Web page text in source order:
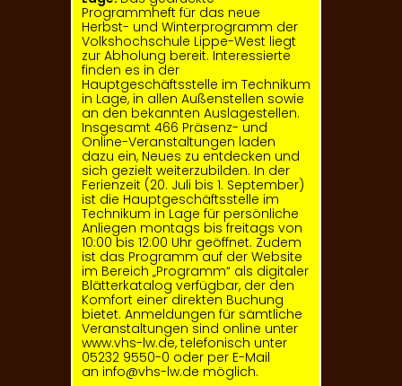
Programmheft für das neue
Herbst- und Winter­programm der
Volkshochschule Lippe-West liegt
zur Abholung bereit. Interessierte
finden es in der
Hauptgeschäftsstelle im Technikum
in Lage, in allen Außenstellen sowie
an den bekannten Auslagestellen.
Insgesamt 466 Präsenz- und
Online-Veranstaltungen laden
dazu ein, Neues zu entdecken und
sich gezielt weiterzubilden. In der
Ferienzeit (20. Juli bis 1. September)
ist die Hauptgeschäftsstelle im
Technikum in Lage für persönliche
Anliegen montags bis freitags von
10:00 bis 12:00 Uhr geöffnet. Zudem
ist das Programm auf der Website
im Bereich „Programm“ als digitaler
Blätterkatalog verfügbar, der den
Komfort einer direkten Buchung
bietet. Anmeldungen für sämtliche
Veranstaltungen sind online unter
www.vhs-lw.de, telefonisch unter
05232 9550-0 oder per E-Mail
an info@vhs-lw.de möglich.